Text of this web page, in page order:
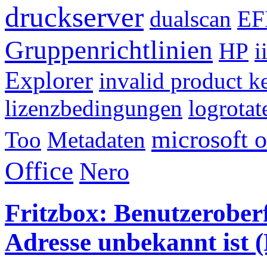
druckserver dualscan
Gruppenrichtlinien HP
Explorer invalid product
lizenzbedingungen
Too Metadaten microsoft
Office Nero
Fritzbox:
Adresse unbekannt ist